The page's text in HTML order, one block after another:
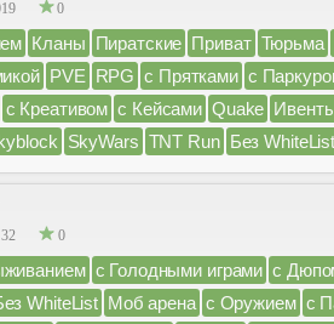
0
Кланы Пиратские Приват Тюрьма
PVE RPG с Прятками с
с Креативом с Кейсами Quake
SkyWars TNT Run Без WhiteList
0
с Голодными играми с
WhiteList Моб арена с Оружием с